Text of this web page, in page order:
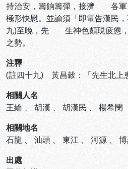
持治安，籌餉籌彈，接濟 各軍
極形快慰。並諭須「即電告漢民
九)至晚，先 生神色頗現疲憊，
之勢。
注釋
(註四十九) 黃昌穀：「先生北上
相關人名
王綸 、 胡漢 、 胡漢民 、 楊希閔
相關地名
石龍 、 汕頭 、 東江 、 河源 、
出處